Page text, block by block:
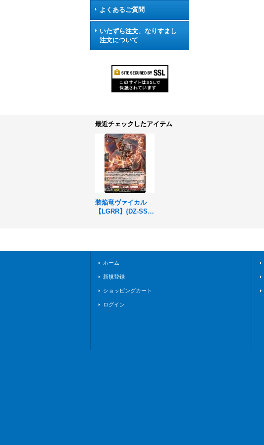
よくあるご質問
いたずら注文、なりすまし
注文について
最近チェックしたアイテム
装焔竜ヴァイカル
【LGRR】{DZ-SS1
ホーム
新規登録
ショッピングカート
ログイン